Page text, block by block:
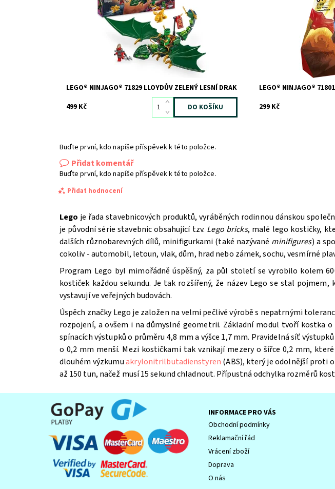
Dostupnost:
Skladem>3
12240
LEGO
LEGO® NINJAGO® 71829 LLOYDŮV ZELENÝ LESNÍ DRAK
499 Kč
Skladem
11544
LEGO
LEGO® NINJAGO®
299 Kč
Buďte první, kdo napíše příspěvek k této položce.
Přidat komentář
Buďte první, kdo napíše příspěvek k této položce.
Přidat hodnocení
Souhlasím seZpracováním osobních údajů.
Lego je řada stavebnicových produktů, vyráběných rodinnou dánskou
je původní série stavebnic obsahující tzv. Lego bricks, malé lego kostičky,
dalších různobarevných dílů, minifigurkami (také nazývané minifigures) a
cokoliv - automobil, letoun, vlak, dům, hrad nebo zámek, sochu, vesmírné
Program Lego byl mimořádně úspěšný, za půl století se vyrobilo kolem
kostiček každou sekundu. Je tak rozšířený, že název Lego se stal
vystavují ve veřejných budovách.
Úspěch značky Lego je založen na velmi pečlivé výrobě s nepatrnými
rozpojení, a ovšem i na důmyslné geometrii. Základní modul tvoří kostka
spínacích výstupků o průměru 4,8 mm a výšce 1,7 mm. Pravidelná síť
o 0,2 mm menší. Mezi kostičkami tak vznikají mezery o šířce 0,2 mm,
dlouhém výzkumuakrylonitrilbutadienstyren (ABS), který je odolnější proti
až 150 tun, načež musí 15 sekund chladnout. Přípustná odchylka rozměrů
INFORMACE PRO VÁS
Obchodní podmínky
Reklamační řád
Vrácení zboží
Doprava
O nás